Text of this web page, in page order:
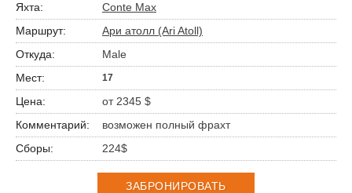
Conte Max
Ари атолл (Ari Atoll)
Male
17
от 2345 $
возможен полный фрахт
224$
ЗАБРОНИРОВАТЬ